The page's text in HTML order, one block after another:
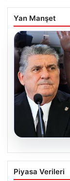
Yan Manşet
Ertuğrul
Salah
Piyasa Verileri